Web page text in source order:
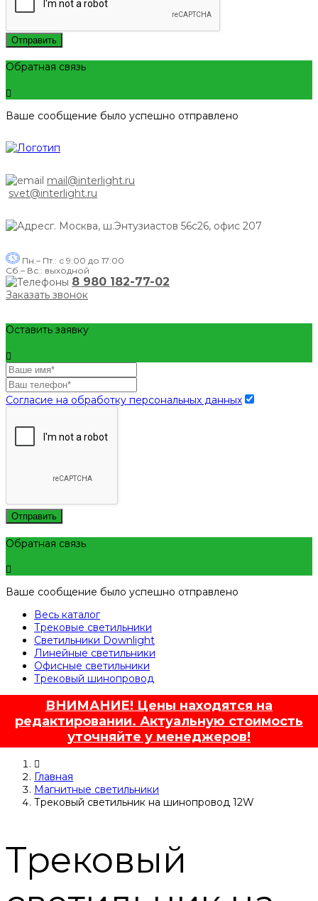
Отправить
Обратная связь
Ваше сообщение было успешно отправлено
mail@interlight.ru
svet@interlight.ru
г. Москва, ш.Энтузиастов 56с26, офис 207
Пн.– Пт.: с 9:00 до 17:00
Сб.– Вс.: выходной
8 980 182-77-02
Заказать звонок
Оставить заявку
Согласие на обработку персональных данных
Отправить
Обратная связь
Ваше сообщение было успешно отправлено
Весь каталог
Трековые светильники
Светильники Downlight
Линейные светильники
Офисные светильники
Трековый шинопровод
ВНИМАНИЕ! Цены находятся на
редактировании. Актуальную стоимость
уточняйте у менеджеров!
Главная
Магнитные светильники
Трековый светильник на шинопровод 12W
Трековый